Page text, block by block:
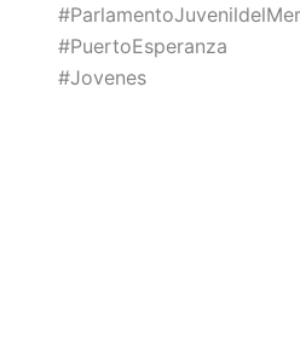
#PuertoEsperanza
#Jovenes